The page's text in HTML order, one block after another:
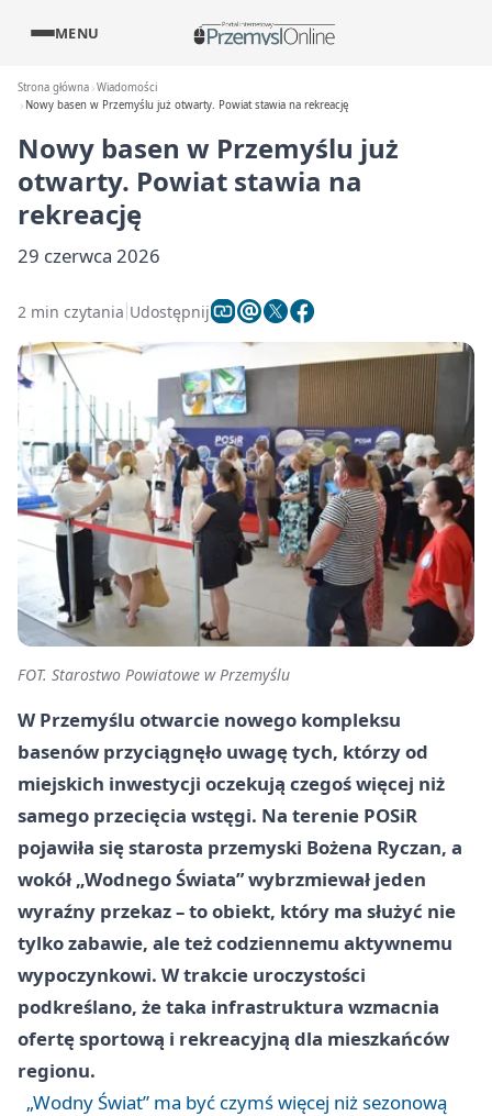
MENU
Strona główna Wiadomości
Nowy basen w Przemyślu już otwarty. Powiat stawia na rekreację
Nowy basen w Przemyślu już
otwarty. Powiat stawia na
rekreację
29 czerwca 2026
2 min czytania Udostępnij
FOT. Starostwo Powiatowe w Przemyślu
W Przemyślu otwarcie nowego kompleksu
basenów przyciągnęło uwagę tych, którzy od
miejskich inwestycji oczekują czegoś więcej niż
samego przecięcia wstęgi. Na terenie POSiR
pojawiła się starosta przemyski Bożena Ryczan, a
wokół „Wodnego Świata” wybrzmiewał jeden
wyraźny przekaz – to obiekt, który ma służyć nie
tylko zabawie, ale też codziennemu aktywnemu
wypoczynkowi. W trakcie uroczystości
podkreślano, że taka infrastruktura wzmacnia
ofertę sportową i rekreacyjną dla mieszkańców
regionu.
„Wodny Świat” ma być czymś więcej niż sezonową